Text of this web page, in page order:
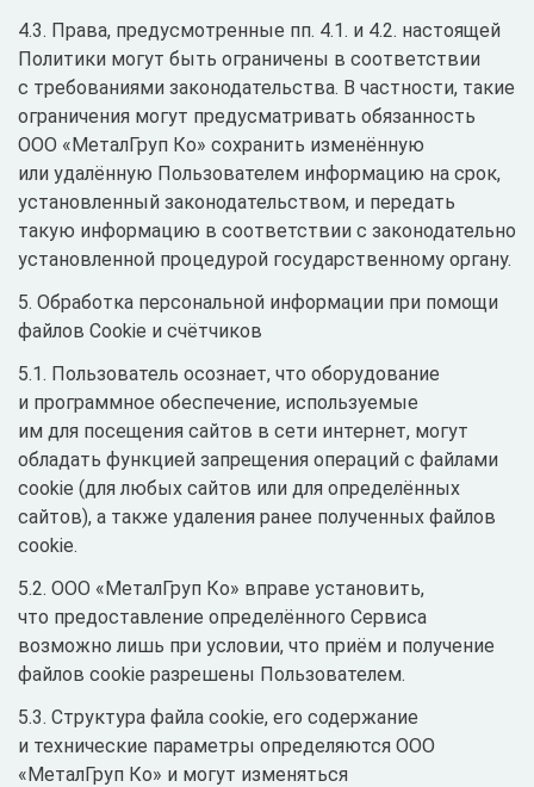
4.3. Права, предусмотренные пп. 4.1. и 4.2. настоящей
Политики могут быть ограничены в соответствии
с требованиями законодательства. В частности, такие
ограничения могут предусматривать обязанность
ООО «МеталГруп Ко» сохранить изменённую
или удалённую Пользователем информацию на срок,
установленный законодательством, и передать
такую информацию в соответствии с законодательно
установленной процедурой государственному органу.
5. Обработка персональной информации при помощи
файлов Cookie и счётчиков
5.1. Пользователь осознает, что оборудование
и программное обеспечение, используемые
им для посещения сайтов в сети интернет, могут
обладать функцией запрещения операций с файлами
cookie (для любых сайтов или для определённых
сайтов), а также удаления ранее полученных файлов
cookie.
5.2. ООО «МеталГруп Ко» вправе установить,
что предоставление определённого Сервиса
возможно лишь при условии, что приём и получение
файлов cookie разрешены Пользователем.
5.3. Структура файла cookie, его содержание
и технические параметры определяются ООО
«МеталГруп Ко» и могут изменяться